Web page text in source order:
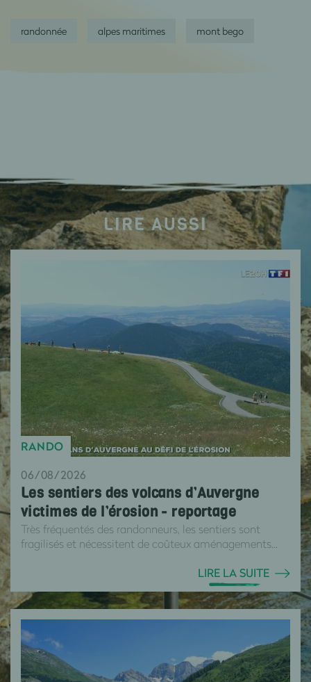
randonnée alpes maritimes mont bego
LIRE AUSSI
RANDO
06/08/2026
Les sentiers des volcans d’Auvergne
victimes de l’érosion - reportage
Très fréquentés des randonneurs, les sentiers sont
fragilisés et nécessitent de coûteux aménagements...
LIRE LA SUITE